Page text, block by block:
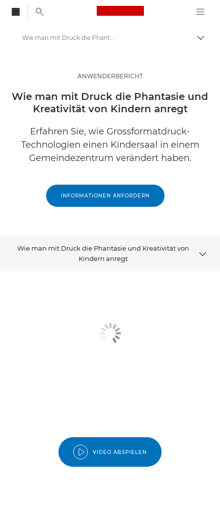
Canon Logo, back
Auf
Lösungen & Dienstleistungen
Business-Insights - B2B & Branchen-News
Anwenderberichte
Wie man mit Druck die Phantasie und Kreativität von Kindern anregt
ANWENDERBERICHT
Wie man mit Druck die Phantasie und
Kreativität von Kindern anregt
Erfahren Sie, wie Grossformatdruck-
Technologien einen Kindersaal in einem
Gemeindezentrum verändert haben.
INFORMATIONEN ANFORDERN
Wie man mit Druck die Phantasie und Kreativität von
Kindern anregt
VIDEO ABSPIELEN